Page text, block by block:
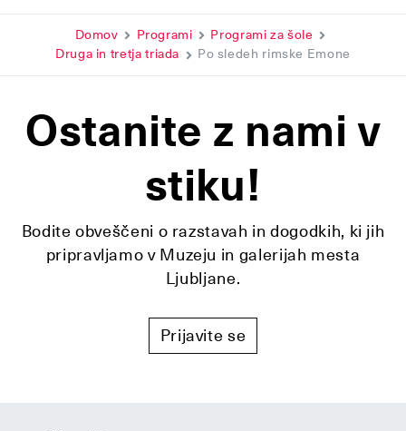
Domov Programi
Programi za šole
Druga in tretja triada
Po sledeh rimske Emone
Ostanite z nami v
stiku!
Bodite obveščeni o razstavah in dogodkih, ki jih
pripravljamo v Muzeju in galerijah mesta
Ljubljane.
Prijavite se